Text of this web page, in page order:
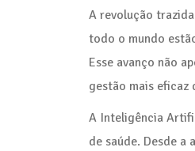
A revolução
todo o mundo
Esse avanço não
gestão mais eficaz
A Inteligência
de saúde. Desde